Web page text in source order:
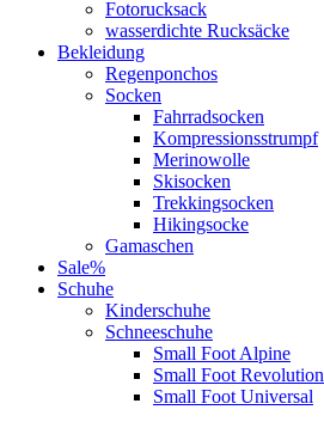
Fotorucksack
wasserdichte Rucksäcke
Bekleidung
Regenponchos
Socken
Fahrradsocken
Kompressionsstrumpf
Merinowolle
Skisocken
Trekkingsocken
Hikingsocke
Gamaschen
Sale%
Schuhe
Kinderschuhe
Schneeschuhe
Small Foot Alpine
Small Foot Revolution
Small Foot Universal